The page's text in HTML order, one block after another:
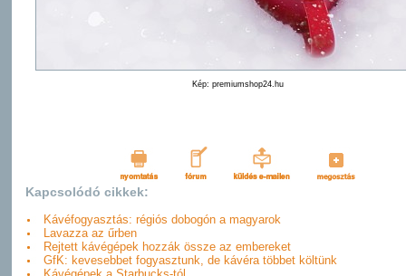
Kép: premiumshop24.hu
Kapcsolódó cikkek:
Kávéfogyasztás: régiós dobogón a magyarok
Lavazza az űrben
Rejtett kávégépek hozzák össze az embereket
GfK: kevesebbet fogyasztunk, de kávéra többet költünk